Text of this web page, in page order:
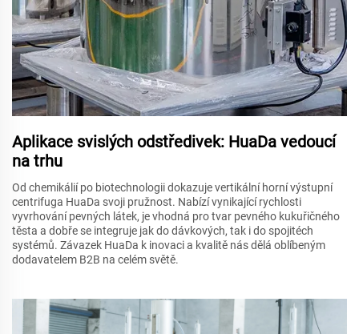
Aplikace svislých odstředivek: HuaDa vedoucí
na trhu
Od chemikálií po biotechnologii dokazuje vertikální horní výstupní
centrifuga HuaDa svoji pružnost. Nabízí vynikající rychlosti
vyvrhování pevných látek, je vhodná pro tvar pevného kukuřičného
těsta a dobře se integruje jak do dávkových, tak i do spojitéch
systémů. Závazek HuaDa k inovaci a kvalitě nás dělá oblíbeným
dodavatelem B2B na celém světě.